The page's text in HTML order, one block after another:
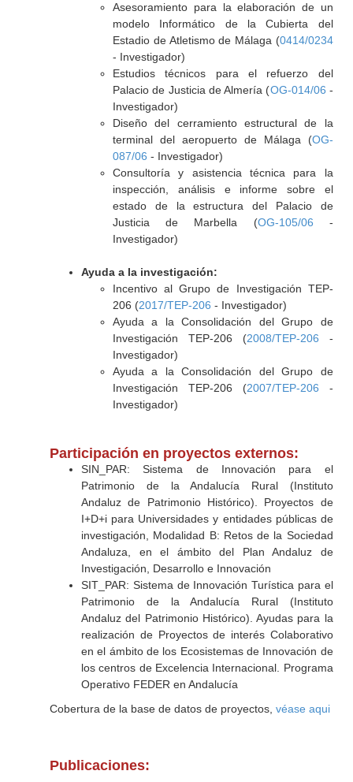
Asesoramiento para la elaboración de un
modelo Informático de la Cubierta del
Estadio de Atletismo de Málaga (0414/0234
- Investigador)
Estudios técnicos para el refuerzo del
Palacio de Justicia de Almería (OG-014/06 -
Investigador)
Diseño del cerramiento estructural de la
terminal del aeropuerto de Málaga (OG-
087/06 - Investigador)
Consultoría y asistencia técnica para la
inspección, análisis e informe sobre el
estado de la estructura del Palacio de
Justicia de Marbella (OG-105/06 -
Investigador)
Ayuda a la investigación:
Incentivo al Grupo de Investigación TEP-
206 (2017/TEP-206 - Investigador)
Ayuda a la Consolidación del Grupo de
Investigación TEP-206 (2008/TEP-206 -
Investigador)
Ayuda a la Consolidación del Grupo de
Investigación TEP-206 (2007/TEP-206 -
Investigador)
Participación en proyectos externos:
SIN_PAR: Sistema de Innovación para el
Patrimonio de la Andalucía Rural (Instituto
Andaluz de Patrimonio Histórico). Proyectos de
I+D+i para Universidades y entidades públicas de
investigación, Modalidad B: Retos de la Sociedad
Andaluza, en el ámbito del Plan Andaluz de
Investigación, Desarrollo e Innovación
SIT_PAR: Sistema de Innovación Turística para el
Patrimonio de la Andalucía Rural (Instituto
Andaluz del Patrimonio Histórico). Ayudas para la
realización de Proyectos de interés Colaborativo
en el ámbito de los Ecosistemas de Innovación de
los centros de Excelencia Internacional. Programa
Operativo FEDER en Andalucía
Cobertura de la base de datos de proyectos, véase aqui
Publicaciones: